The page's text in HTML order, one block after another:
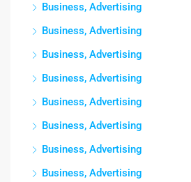
Business, Advertising
Business, Advertising
Business, Advertising
Business, Advertising
Business, Advertising
Business, Advertising
Business, Advertising
Business, Advertising